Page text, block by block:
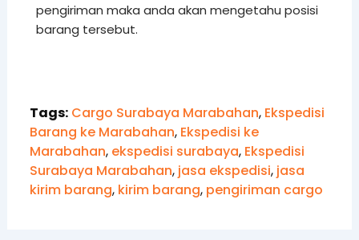
pengiriman maka anda akan mengetahu posisi
barang tersebut.
Tags: Cargo Surabaya Marabahan, Ekspedisi
Barang ke Marabahan, Ekspedisi ke
Marabahan, ekspedisi surabaya, Ekspedisi
Surabaya Marabahan, jasa ekspedisi, jasa
kirim barang, kirim barang, pengiriman cargo